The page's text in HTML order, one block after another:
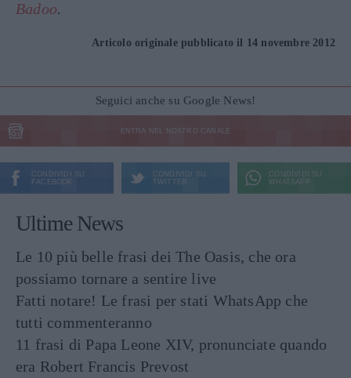
Badoo.
Articolo originale pubblicato il 14 novembre 2012
Seguici anche su Google News!
ENTRA NEL NOSTRO CANALE
CONDIVIDI SU
FACEBOOK
CONDIVIDI SU
TWITTER
CONDIVIDI SU
WHATSAPP
Ultime News
Le 10 più belle frasi dei The Oasis, che ora
possiamo tornare a sentire live
Fatti notare! Le frasi per stati WhatsApp che
tutti commenteranno
11 frasi di Papa Leone XIV, pronunciate quando
era Robert Francis Prevost